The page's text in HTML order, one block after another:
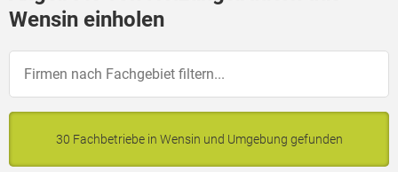
Wensin einholen
30 Fachbetriebe in Wensin und Umgebung gefunden